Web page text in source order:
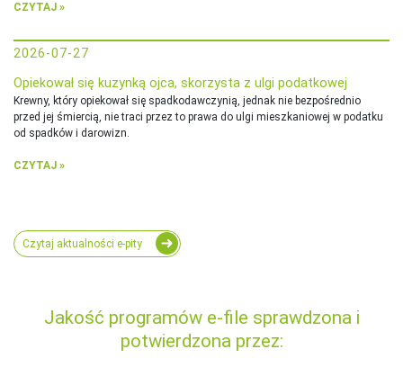
CZYTAJ »
2026-07-27
Opiekował się kuzynką ojca, skorzysta z ulgi podatkowej
Krewny, który opiekował się spadkodawczynią, jednak nie bezpośrednio
przed jej śmiercią, nie traci przez to prawa do ulgi mieszkaniowej w podatku
od spadków i darowizn.
CZYTAJ »
Czytaj aktualności e-pity
Jakość programów e-file sprawdzona i
potwierdzona przez: